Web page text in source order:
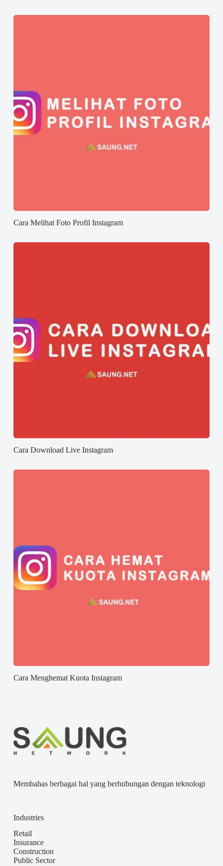
Cara Melihat Foto Profil Instagram
Cara Download Live Instagram
Cara Menghemat Kuota Instagram
Membahas berbagai hal yang berhubungan dengan teknologi
Industries
Retail
Insurance
Construction
Public Sector